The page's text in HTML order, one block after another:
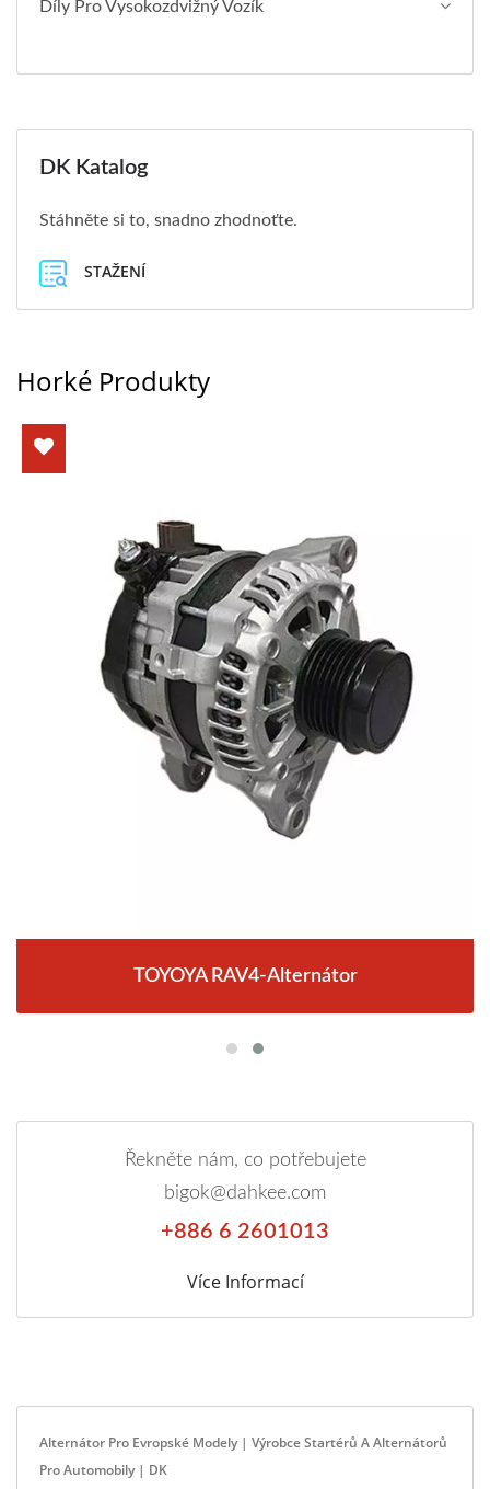
Díly Pro Vysokozdvižný Vozík
DK Katalog
Stáhněte si to, snadno zhodnoťte.
STAŽENÍ
Horké Produkty
TOYOYA RAV4-Alternátor
Řekněte nám, co potřebujete
bigok@dahkee.com
+886 6 2601013
Více Informací
Alternátor Pro Evropské Modely | Výrobce Startérů A Alternátorů
Pro Automobily | DK